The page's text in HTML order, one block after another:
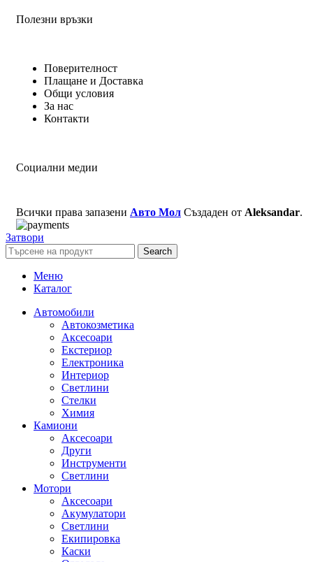
Полезни връзки
Поверителност
Плащане и Доставка
Общи условия
За нас
Контакти
Социални медии
Всички права запазени Авто Мол Създаден от Aleksandar.
Затвори
Search
Меню
Каталог
Автомобили
Автокозметика
Аксесоари
Екстериор
Електроника
Интериор
Светлини
Стелки
Химия
Камиони
Аксесоари
Други
Инструменти
Светлини
Мотори
Аксесоари
Акумулатори
Светлини
Екипировка
Каски